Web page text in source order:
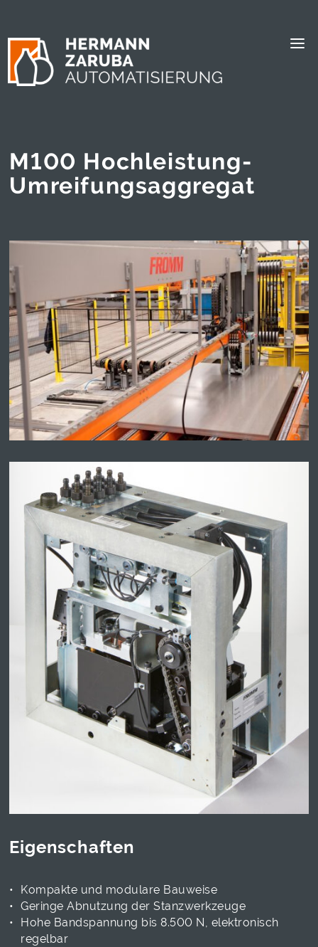
M100 Hochleistung-
Umreifungsaggregat
Eigenschaften
Kompakte und modulare Bauweise
Geringe Abnutzung der Stanzwerkzeuge
Hohe Bandspannung bis 8.500 N, elektronisch
regelbar